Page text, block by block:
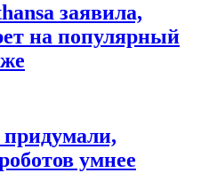
заявила,
на популярный
умнее